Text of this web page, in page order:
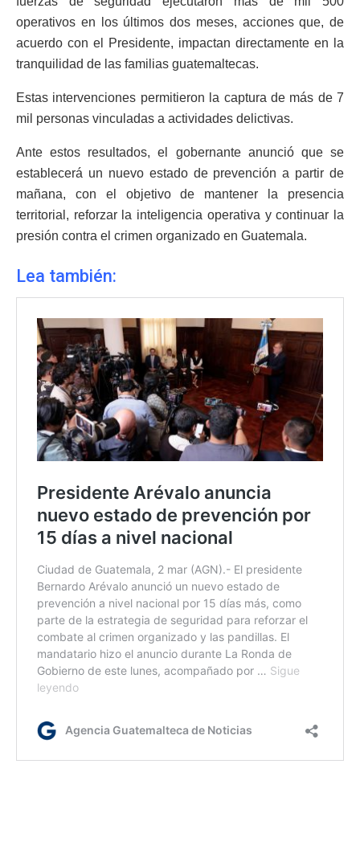
operativos en los últimos dos meses, acciones que, de
acuerdo con el Presidente, impactan directamente en la
tranquilidad de las familias guatemaltecas.
Estas intervenciones permitieron la captura de más de 7
mil personas vinculadas a actividades delictivas.
Ante estos resultados, el gobernante anunció que se
establecerá un nuevo estado de prevención a partir de
mañana, con el objetivo de mantener la presencia
territorial, reforzar la inteligencia operativa y continuar la
presión contra el crimen organizado en Guatemala.
Lea también: